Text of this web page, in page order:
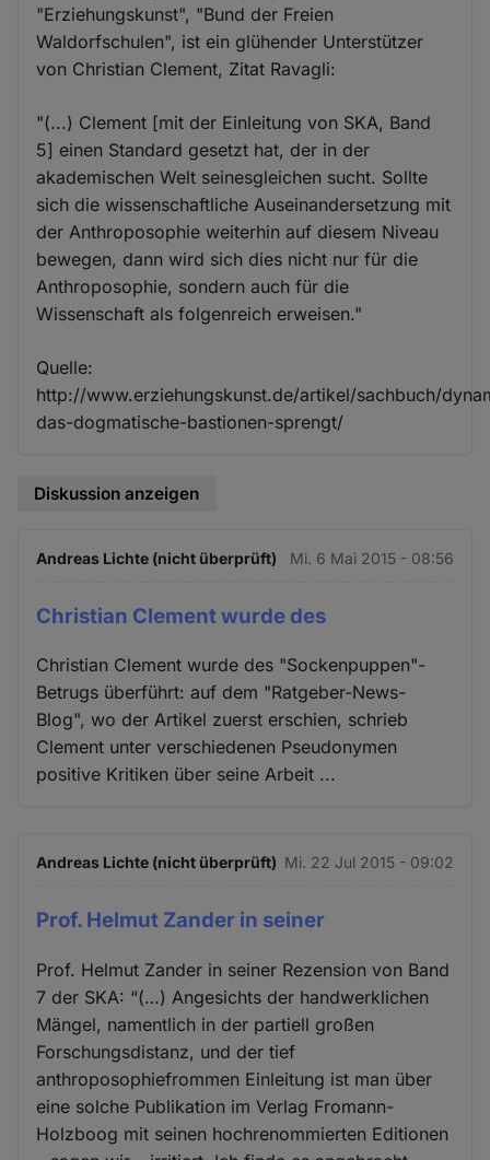
"Erziehungskunst", "Bund der Freien
Waldorfschulen", ist ein glühender Unterstützer
von Christian Clement, Zitat Ravagli:
"(...) Clement [mit der Einleitung von SKA, Band
5] einen Standard gesetzt hat, der in der
akademischen Welt seinesgleichen sucht. Sollte
sich die wissenschaftliche Auseinandersetzung mit
der Anthroposophie weiterhin auf diesem Niveau
bewegen, dann wird sich dies nicht nur für die
Anthroposophie, sondern auch für die
Wissenschaft als folgenreich erweisen."
Quelle:
http://www.erziehungskunst.de/artikel/sachbuch/
das-dogmatische-bastionen-sprengt/
Diskussion anzeigen
Andreas Lichte (nicht überprüft) Mi. 6 Mai 2015 - 08:56
Christian Clement wurde des
Christian Clement wurde des "Sockenpuppen"-
Betrugs überführt: auf dem "Ratgeber-News-
Blog", wo der Artikel zuerst erschien, schrieb
Clement unter verschiedenen Pseudonymen
positive Kritiken über seine Arbeit ...
Andreas Lichte (nicht überprüft) Mi. 22 Jul 2015 - 09:02
Prof. Helmut Zander in seiner
Prof. Helmut Zander in seiner Rezension von Band
7 der SKA: “(…) Angesichts der handwerklichen
Mängel, namentlich in der partiell großen
Forschungsdistanz, und der tief
anthroposophiefrommen Einleitung ist man über
eine solche Publikation im Verlag Fromann-
Holzboog mit seinen hochrenommierten Editionen